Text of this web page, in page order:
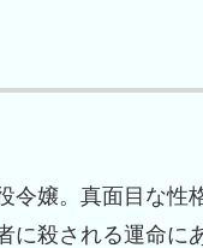
嬢。真面目な性
に殺される運命に